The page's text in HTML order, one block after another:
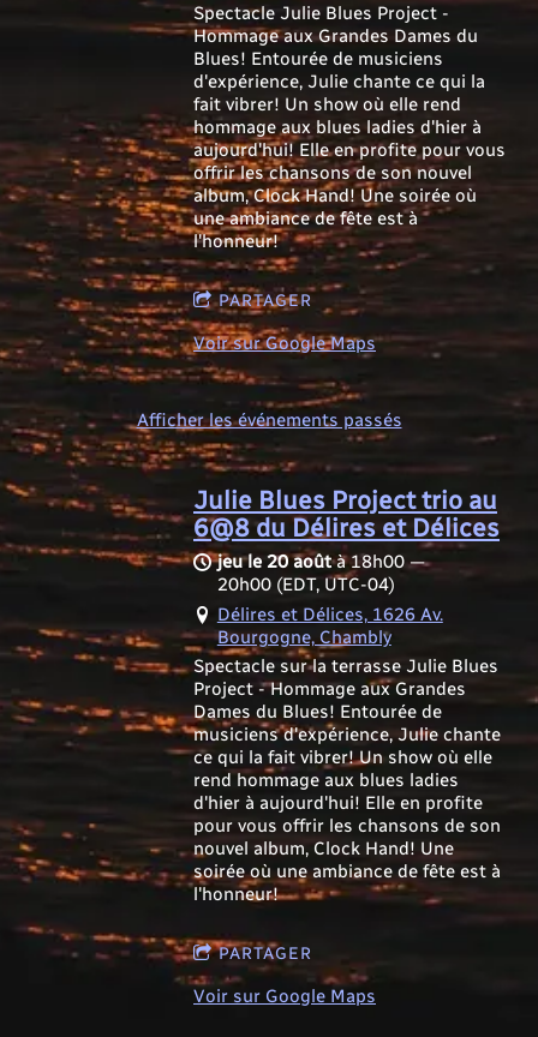
Spectacle Julie Blues Project -
Hommage aux Grandes Dames du
Blues! Entourée de musiciens
d'expérience, Julie chante ce qui la
fait vibrer! Un show où elle rend
hommage aux blues ladies d'hier à
aujourd'hui! Elle en profite pour vous
offrir les chansons de son nouvel
album, Clock Hand! Une soirée où
une ambiance de fête est à
l'honneur!
PARTAGER
Voir sur Google Maps
Afficher les événements passés
Julie Blues Project trio au
6@8 du Délires et Délices
jeu le 20 aoûtà18h00—
20h00(EDT, UTC-04)
Délires et Délices, 1626 Av.
Bourgogne, Chambly
Spectacle sur la terrasse Julie Blues
Project - Hommage aux Grandes
Dames du Blues! Entourée de
musiciens d'expérience, Julie chante
ce qui la fait vibrer! Un show où elle
rend hommage aux blues ladies
d'hier à aujourd'hui! Elle en profite
pour vous offrir les chansons de son
nouvel album, Clock Hand! Une
soirée où une ambiance de fête est à
l'honneur!
PARTAGER
Voir sur Google Maps